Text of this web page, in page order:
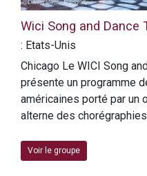
Wici Song and Dance
: Etats-Unis
Chicago Le WICI Song
présente un programme
américaines porté par un
alterne des
Voir le groupe